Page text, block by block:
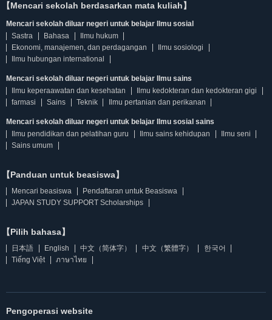
【Mencari sekolah berdasarkan mata kuliah】
Mencari sekolah diluar negeri untuk belajar Ilmu sosial
Sastra
Bahasa
Ilmu hukum
Ekonomi, manajemen, dan perdagangan
Ilmu sosiologi
Ilmu hubungan international
Mencari sekolah diluar negeri untuk belajar Ilmu sains
Ilmu keperaawatan dan kesehatan
Ilmu kedokteran dan kedokteran gigi
farmasi
Sains Teknik Ilmu pertanian dan perikanan
Mencari sekolah diluar negeri untuk belajar Ilmu sosial sains
Ilmu pendidikan dan pelatihan guru
Ilmu sains kehidupan
Ilmu seni
Sains umum
【Panduan untuk beasiswa】
Mencari beasiswa
Pendaftaran untuk Beasiswa
JAPAN STUDY SUPPORT Scholarships
【Pilih bahasa】
日本語 English 中文（简体字） 中文（繁體字）
한국어
Tiếng Việt
ภาษาไทย
Pengoperasi website